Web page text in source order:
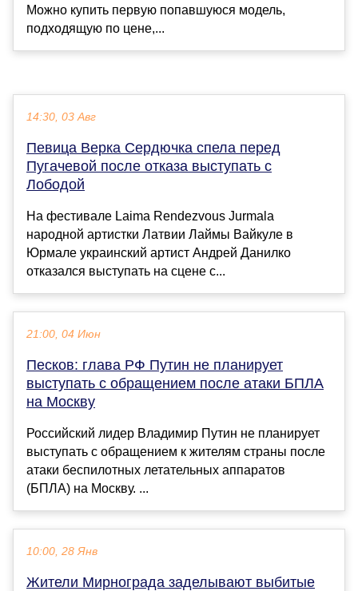
Можно купить первую попавшуюся модель,
подходящую по цене,...
14:30, 03 Авг
Певица Верка Сердючка спела перед
Пугачевой после отказа выступать с
Лободой
На фестивале Laima Rendezvous Jurmala
народной артистки Латвии Лаймы Вайкуле в
Юрмале украинский артист Андрей Данилко
отказался выступать на сцене с...
21:00, 04 Июн
Песков: глава РФ Путин не планирует
выступать с обращением после атаки БПЛА
на Москву
Российский лидер Владимир Путин не планирует
выступать с обращением к жителям страны после
атаки беспилотных летательных аппаратов
(БПЛА) на Москву. ...
10:00, 28 Янв
Жители Мирнограда заделывают выбитые